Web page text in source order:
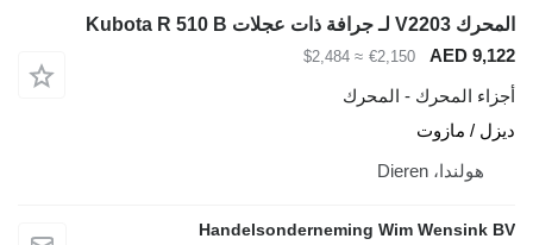
المحرك V2203 لـ جرافة ذات عجلات Kubota R 510 B
AED 9,122
€2,150
≈ $2,484
أجزاء المحرك - المحرك
ديزل / مازوت
هولندا، Dieren
Handelsonderneming Wim Wensink BV